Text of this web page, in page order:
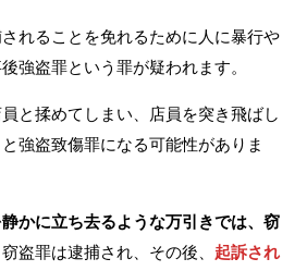
れることを免れるために人に暴行や
強盗罪という罪が疑われます。
と揉めてしまい、店員を突き飛ばし
強盗致傷罪になる可能性がありま
かに立ち去るような万引きでは、窃
窃盗罪は逮捕され、その後、 起訴され